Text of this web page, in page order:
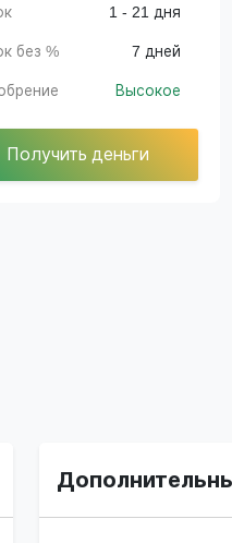
1 - 21 дня
без % 7 дней
Высокое
Получить деньги